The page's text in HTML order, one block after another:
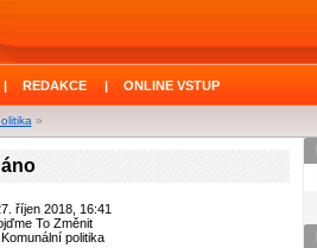
| REDAKCE | ONLINE VSTUP
»
říjen 2018, 16:41
To Změnit
Komunální politika